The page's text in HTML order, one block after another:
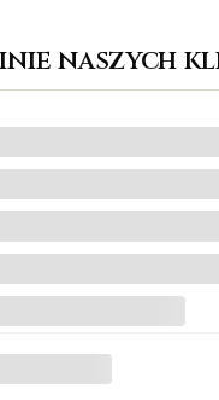
naszych
na wszystkie
piękna! Ceny bardzo
grawer w pierścionku
w bardzo krótkim
to dla mnie bardzo
w idealne miejsce.
Łącka